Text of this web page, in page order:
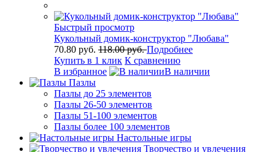
Быстрый просмотр
Кукольный домик-конструктор "Любава"
70.80 руб. 118.00 руб.Подробнее
Купить в 1 клик К сравнению
В избранное
В наличии
Пазлы
Пазлы до 25 элементов
Пазлы 26-50 элементов
Пазлы 51-100 элементов
Пазлы более 100 элементов
Настольные игры
Творчество и увлечения